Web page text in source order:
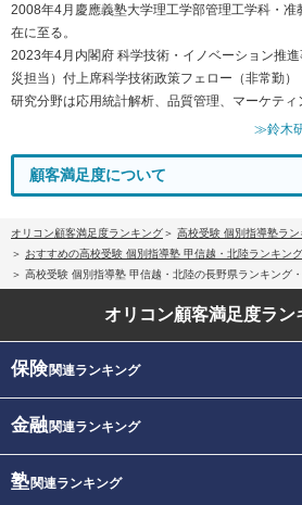
2008年4月慶應義塾大学理工学部管理工学科・
在に至る。
2023年4月内閣府 科学技術・イノベーション推
災担当）付上席科学技術政策フェロー（非常勤）
研究分野は応用統計解析、品質管理、マーケティ
≫鈴木
顧客満足度について
オリコン顧客満足度ランキング
高校受験 個別指導塾ラン
おすすめの高校受験 個別指導塾 甲信越・北陸ランキン
高校受験 個別指導塾 甲信越・北陸の長野県ランキング
オリコン顧客満足度ラン
保険関連ランキング
金融関連ランキング
塾関連ランキング